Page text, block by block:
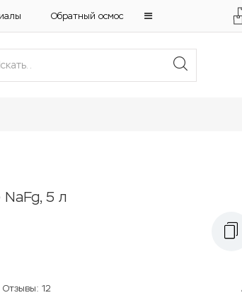
Обратный осмос
5 л
Отзывы: 12